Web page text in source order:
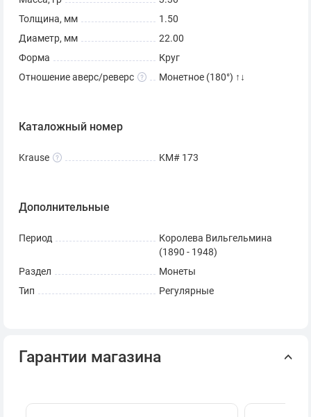
Толщина, мм
1.50
Диаметр, мм
22.00
Форма
Круг
Отношение аверс/реверс
Монетное (180°) ↑↓
Каталожный номер
Krause KM# 173
Дополнительные
Период
Королева Вильгельмина
(1890 - 1948)
Раздел
Монеты
Тип
Регулярные
Гарантии магазина